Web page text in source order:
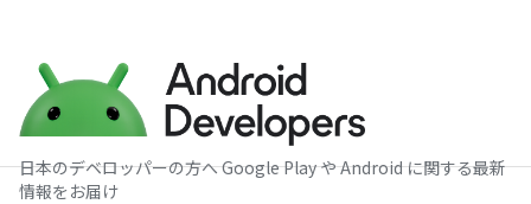
日本のデベロッパーの方へ Google Play や Android に関する最新
情報をお届け